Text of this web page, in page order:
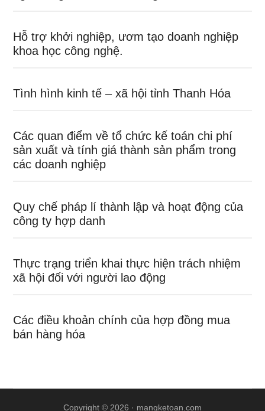
Hỗ trợ khởi nghiệp, ươm tạo doanh nghiệp
khoa học công nghệ.
Tình hình kinh tế – xã hội tỉnh Thanh Hóa
Các quan điểm về tổ chức kế toán chi phí
sản xuất và tính giá thành sản phẩm trong
các doanh nghiệp
Quy chế pháp lí thành lập và hoạt động của
công ty hợp danh
Thực trạng triển khai thực hiện trách nhiệm
xã hội đối với người lao động
Các điều khoản chính của hợp đồng mua
bán hàng hóa
Copyright © 2026 · mangketoan.com